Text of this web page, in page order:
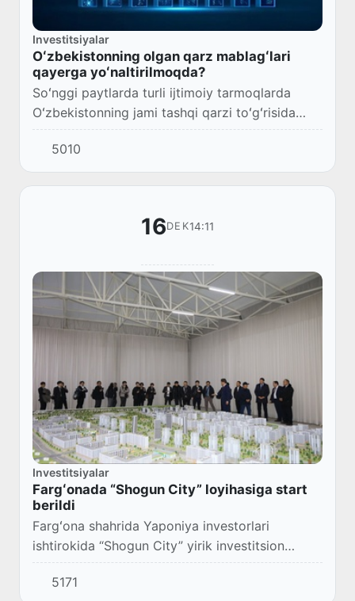
Investitsiyalar
Oʻzbekistonning olgan qarz mablagʻlari
qayerga yoʻnaltirilmoqda?
Soʻnggi paytlarda turli ijtimoiy tarmoqlarda
Oʻzbekistonning jami tashqi qarzi toʻgʻrisida
xabarlar paydo boʻlmoqda. 2025-yilning toʻqqiz
oyi yakunlariga koʻra, ushbu koʻrsatkich 7...
5010
16DEK14:11
Investitsiyalar
Fargʻonada “Shogun City” loyihasiga start
berildi
Fargʻona shahrida Yaponiya investorlari
ishtirokida “Shogun City” yirik investitsion
loyihasiga rasman start berildi.
5171